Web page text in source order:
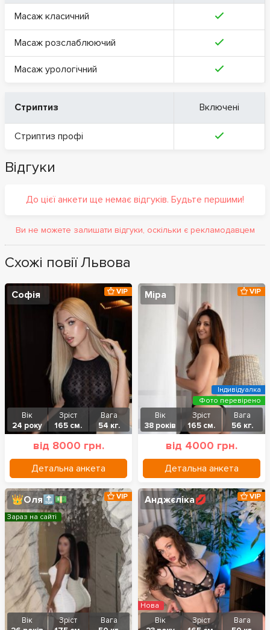
Масаж класичний
Масаж розслаблюючий
Масаж урологічний
Стриптиз Включені
Стриптиз профі
Відгуки
До цієї анкети ще немає відгуків. Будьте першими!
Ви не можете залишати відгуки, оскільки є рекламодавцем
Схожі повії Львова
Софія
Вік
24 року
Зріст
165 см.
Вага
54 кг.
від 8000 грн.
Детальна анкета
VIP Міра
Вік
38 років
Зріст
165 см.
Вага
56 кг.
від 4000 грн.
Детальна анкета
VIP
Фото перевірено
Індивідуалка
👑Оля🔝💵
Вік
Зріст
Вага
VIP
Зараз на сайті
Анджєліка💋
Вік
Зріст
Вага
VIP
Нова